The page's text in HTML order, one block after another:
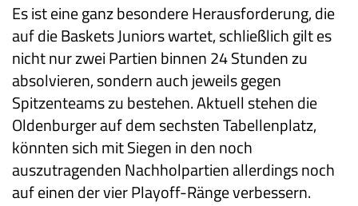
Es ist eine ganz besondere Herausforderung, die
auf die Baskets Juniors wartet, schließlich gilt es
nicht nur zwei Partien binnen 24 Stunden zu
absolvieren, sondern auch jeweils gegen
Spitzenteams zu bestehen. Aktuell stehen die
Oldenburger auf dem sechsten Tabellenplatz,
könnten sich mit Siegen in den noch
auszutragenden Nachholpartien allerdings noch
auf einen der vier Playoff-Ränge verbessern.